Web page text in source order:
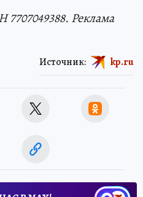
Реклама
Источник: kp.ru